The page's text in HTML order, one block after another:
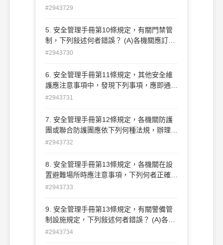
通信系統 (B)防爆車輛 (C)照明設備 (D)警
#2943729
5. 安全管理手冊第10條規定，有關門禁管
制，下列敍述何者錯誤？ (A)各機關應訂定
門禁管制規定 (B)來賓會客、洽公及開會須
進出，須憑主管單位證明及身份證件換發僱
用工人工作證，憑證進出 (D)供公眾進出之
#2943730
6. 安全管理手冊第11條規定，其他安全維
護應注意事項中，發現下列事項，應即通知
機關 人員及當地警察單位，其中不包括下
出本機關者 (B)內部設施或物品放置地點突
然改變者 (C)身分不明，言語支吾或行為詭
#2943731
7. 安全管理手冊第12條規定，各機關防護
團或聯合防護團應依下列何種法規，辦理編
組、 訓練、演習、服勤事項及相關之行政
國家安全法
#2943732
8. 安全管理手冊第13條規定，各機關在設
置避難場所時應注意事項，下列何者正確？
(A)應有隱密之位置標誌 (B)出入口防護鐵門
設置二個以上之出口
#2943733
9. 安全管理手冊第13條規定，有關警備管
制設施規定，下列敍述何者錯誤？ (A)各機
關對外通路及門戶以必需者為限，非必要者
#2943734